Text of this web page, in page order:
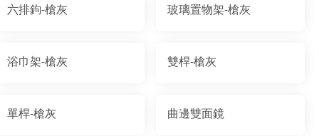
六排鉤-槍灰 玻璃置物架-槍灰
浴巾架-槍灰 雙桿-槍灰
單桿-槍灰 曲邊雙面鏡